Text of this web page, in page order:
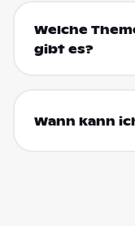
Welche
gibt es?
Wann kann